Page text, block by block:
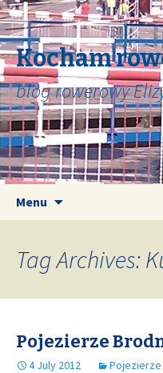
Kocham
blog rowerowy
Menu
Tag Archives:
Pojezierze
4 July 2012